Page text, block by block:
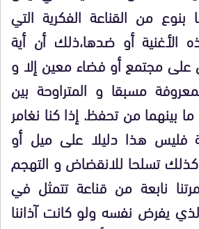
من القناعة الفكرية التي
الأغنية أو ضدها،ذلك أن أية
مجتمع أو فضاء معين إلا و
مسبقا و المتراوحة بين
بينهما من تحفظ. إذا كنا نغامر
فليس هذا دليلا على ميل أو
تسلحا للانقضاض و التهجم
نابعة من قناعة تتمثل في
يفرض نفسه ولو كانت آذاننا